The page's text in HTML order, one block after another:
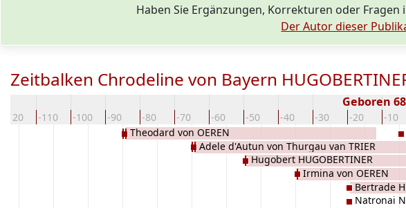
Haben Sie Ergänzungen, Korrekturen oder Fragen
Der Autor dieser
Zeitbalken Chrodeline von Bayern
-120 -110 -100 -90 -80 -70 -60 -50 -40 -30 -20 -10
Geboren
Theodard von OEREN
Adele d'Autun von Thurgau van TRIER
Hugobert HUGOBERTINER
Irmina von OEREN
Bertrade
Natronai